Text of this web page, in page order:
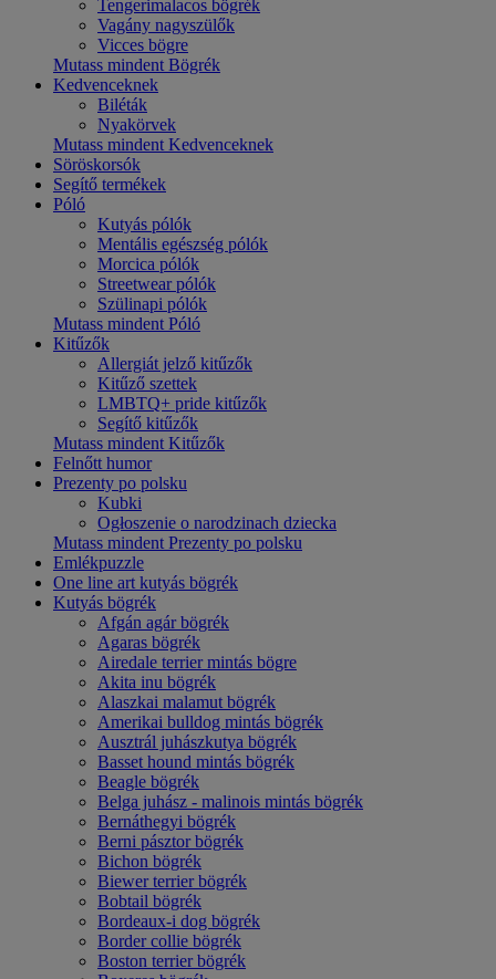
Tengerimalacos bögrék
Vagány nagyszülők
Vicces bögre
Mutass mindent Bögrék
Kedvenceknek
Biléták
Nyakörvek
Mutass mindent Kedvenceknek
Söröskorsók
Segítő termékek
Póló
Kutyás pólók
Mentális egészség pólók
Morcica pólók
Streetwear pólók
Szülinapi pólók
Mutass mindent Póló
Kitűzők
Allergiát jelző kitűzők
Kitűző szettek
LMBTQ+ pride kitűzők
Segítő kitűzők
Mutass mindent Kitűzők
Felnőtt humor
Prezenty po polsku
Kubki
Ogłoszenie o narodzinach dziecka
Mutass mindent Prezenty po polsku
Emlékpuzzle
One line art kutyás bögrék
Kutyás bögrék
Afgán agár bögrék
Agaras bögrék
Airedale terrier mintás bögre
Akita inu bögrék
Alaszkai malamut bögrék
Amerikai bulldog mintás bögrék
Ausztrál juhászkutya bögrék
Basset hound mintás bögrék
Beagle bögrék
Belga juhász - malinois mintás bögrék
Bernáthegyi bögrék
Berni pásztor bögrék
Bichon bögrék
Biewer terrier bögrék
Bobtail bögrék
Bordeaux-i dog bögrék
Border collie bögrék
Boston terrier bögrék